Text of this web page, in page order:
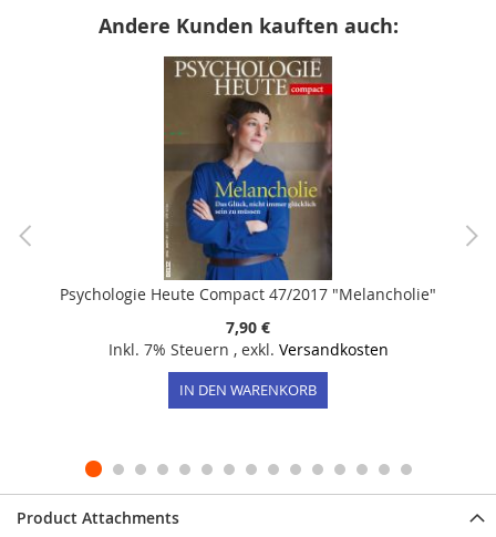
Andere Kunden kauften auch:
Psychologie Heute Compact 47/2017 "Melancholie"
7,90 €
Inkl. 7% Steuern , exkl. Versandkosten
IN DEN WARENKORB
Product Attachments